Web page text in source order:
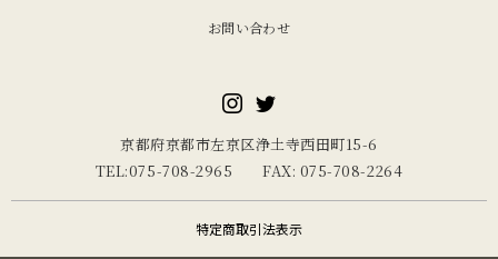
お問い合わせ
京都府京都市左京区浄土寺西田町15-6
TEL:075-708-2965 FAX: 075-708-2264
特定商取引法表示